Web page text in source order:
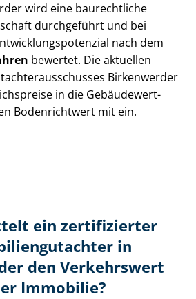
wird eine baurechtliche
durchgeführt und bei
nach dem
bewertet. Die aktuellen
Birkenwerder
in die Ge­bäu­de­wert­
Bodenrichtwert mit ein.
ein zertifizierter
in
den Verkehrswert
Immobilie?